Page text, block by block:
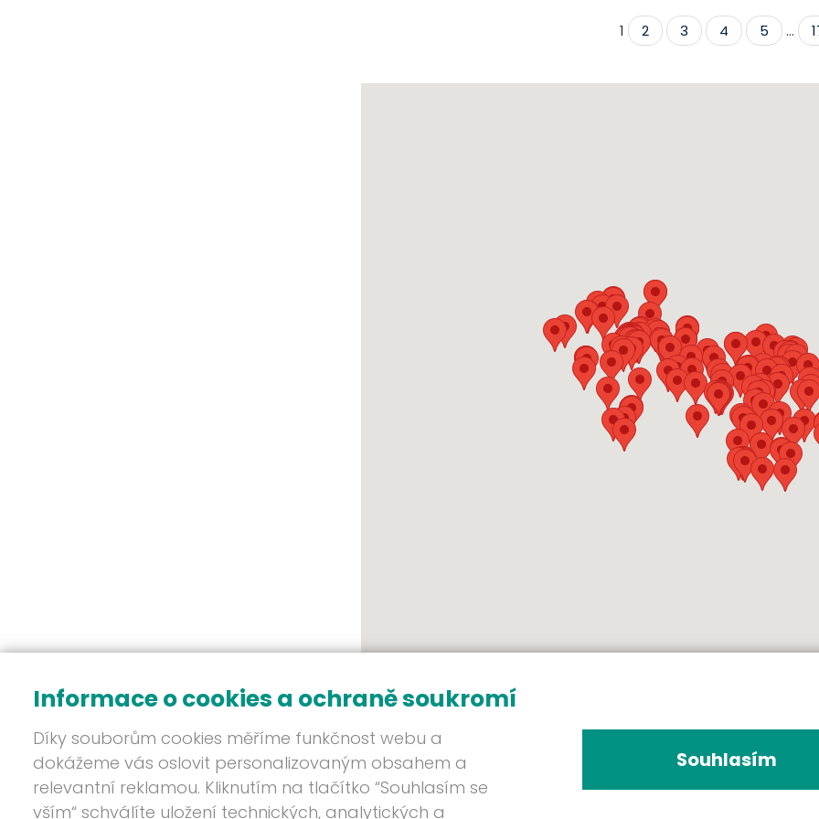
1 2 3 4 5 ...
Informace o cookies a ochraně soukromí
Díky souborům cookies měříme funkčnost webu a
dokážeme vás oslovit personalizovaným obsahem a
relevantní reklamou. Kliknutím na tlačítko “Souhlasím se
vším“ schválíte uložení technických, analytických a
Souhlasím